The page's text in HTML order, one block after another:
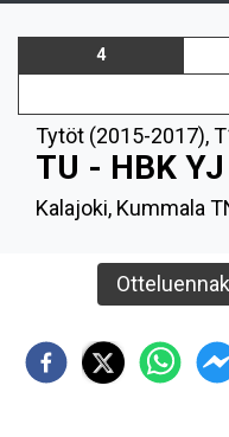
4
Tytöt (2015-2017),
TU - HBK YJ
Kalajoki, Kummala